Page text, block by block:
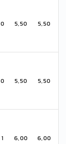
0 5,50 5,50
0 5,50 5,50
1 6,00 6,00